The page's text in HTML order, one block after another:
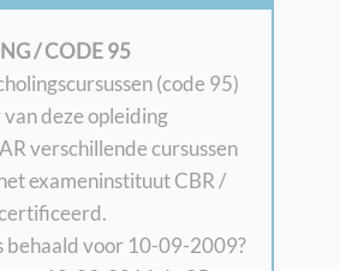
/ CODE 95
(code 95)
deze opleiding
verschillende cursussen
exameninstituut CBR /
behaald voor 10-09-2009?